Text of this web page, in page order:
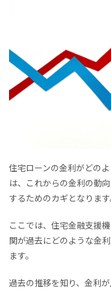
住宅ローンの金利がどの
は、これからの金利の動
するためのカギとなります
ここでは、住宅金融支援
関が過去にどのような金
ます。
過去の推移を知り、金利